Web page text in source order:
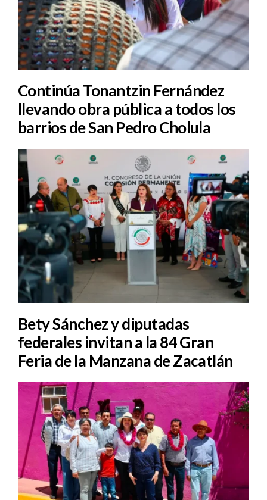
Continúa Tonantzin Fernández
llevando obra pública a todos los
barrios de San Pedro Cholula
Bety Sánchez y diputadas
federales invitan a la 84 Gran
Feria de la Manzana de Zacatlán